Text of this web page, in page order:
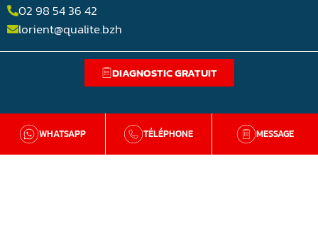
WHATSAPP TÉLÉPHONE MESSAGE
02 98 54 36 42
lorient@qualite.bzh
DIAGNOSTIC GRATUIT